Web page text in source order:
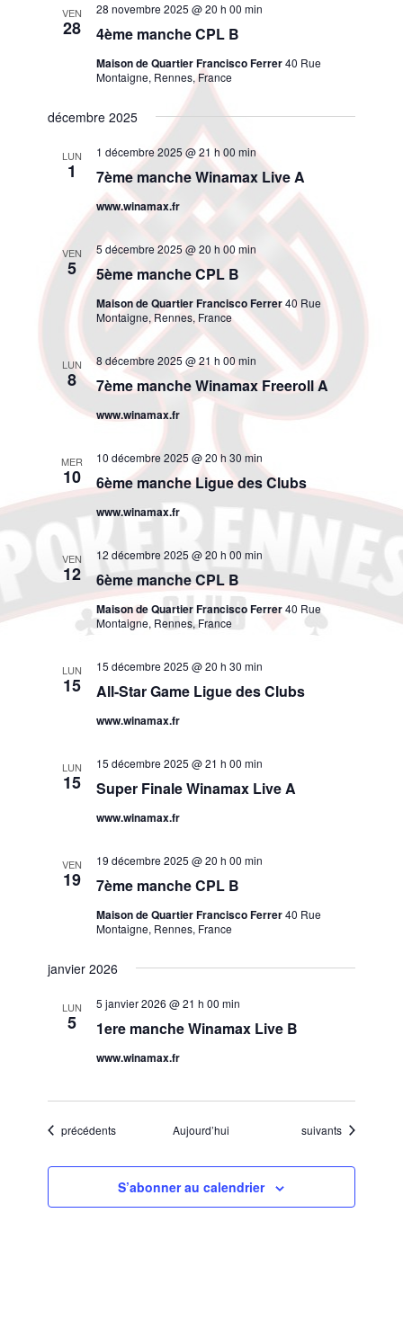
VEN
28 4ème manche CPL B
28 novembre 2025 @ 20 h 00 min
Maison de Quartier Francisco Ferrer40 Rue
Montaigne, Rennes, France
décembre 2025
LUN
1 7ème manche Winamax Live A
1 décembre 2025 @ 21 h 00 min
www.winamax.fr
VEN
5 5ème manche CPL B
5 décembre 2025 @ 20 h 00 min
Maison de Quartier Francisco Ferrer40 Rue
Montaigne, Rennes, France
LUN
8 7ème manche Winamax Freeroll A
8 décembre 2025 @ 21 h 00 min
www.winamax.fr
MER
10 6ème manche Ligue des Clubs
10 décembre 2025 @ 20 h 30 min
www.winamax.fr
VEN
12 6ème manche CPL B
12 décembre 2025 @ 20 h 00 min
Maison de Quartier Francisco Ferrer40 Rue
Montaigne, Rennes, France
LUN
15 All-Star Game Ligue des Clubs
15 décembre 2025 @ 20 h 30 min
www.winamax.fr
LUN
15 Super Finale Winamax Live A
15 décembre 2025 @ 21 h 00 min
www.winamax.fr
VEN
19 7ème manche CPL B
19 décembre 2025 @ 20 h 00 min
Maison de Quartier Francisco Ferrer40 Rue
Montaigne, Rennes, France
janvier 2026
LUN
5 1ere manche Winamax Live B
5 janvier 2026 @ 21 h 00 min
www.winamax.fr
Évènements
précédents Aujourd’hui Évènements
suivants
S’abonner au calendrier